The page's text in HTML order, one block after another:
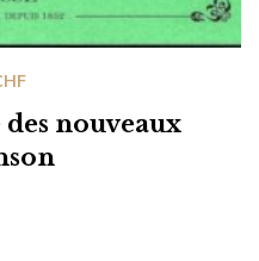
nouveaux